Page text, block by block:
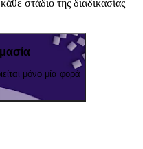
στάδιο της διαδικασίας
μόνο μία φορά